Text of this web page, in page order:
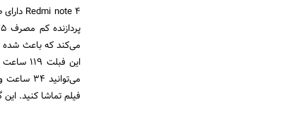
می‌کند که باعث شده
این
فیلم تماشا کنید.